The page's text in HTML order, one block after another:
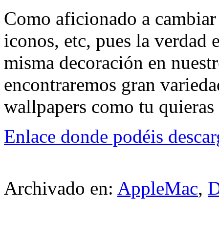
Como aficionado a
iconos, etc, pues la verdad
misma decoración en
encontraremos gran
wallpapers como tu
Enlace donde podéis
Archivado en: AppleMac,